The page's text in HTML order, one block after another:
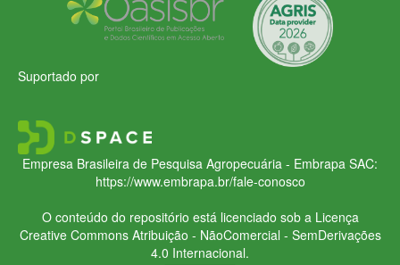
Suportado por
Empresa Brasileira de Pesquisa Agropecuária - Embrapa SAC:
https://www.embrapa.br/fale-conosco
O conteúdo do repositório está licenciado sob a Licença
Creative CommonsAtribuição - NãoComercial - SemDerivações
4.0 Internacional.